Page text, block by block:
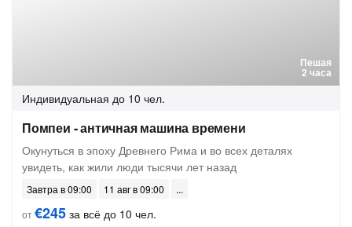
Пешая
2 часа
Индивидуальная до 10 чел.
Помпеи - античная машина времени
Окунуться в эпоху Древнего Рима и во всех деталях
увидеть, как жили люди тысячи лет назад
Завтра в 09:00
11 авг в 09:00
от€245 за всё до 10 чел.